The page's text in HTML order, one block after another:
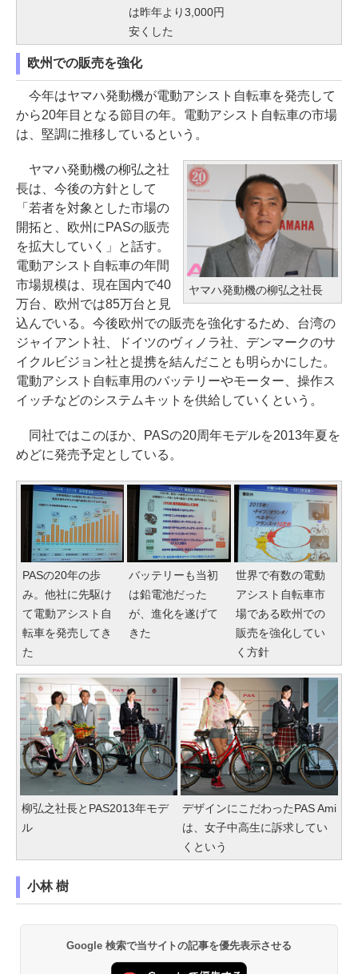
は昨年より3,000円
安くした
欧州での販売を強化
今年はヤマハ発動機が電動アシスト自転車を発売して
から20年目となる節目の年。電動アシスト自転車の市場
は、堅調に推移しているという。
ヤマハ発動機の柳弘之社長
ヤマハ発動機の柳弘之社
長は、今後の方針として
「若者を対象とした市場の
開拓と、欧州にPASの販売
を拡大していく」と話す。
電動アシスト自転車の年間
市場規模は、現在国内で40
万台、欧州では85万台と見
込んでいる。今後欧州での販売を強化するため、台湾の
ジャイアント社、ドイツのヴィノラ社、デンマークのサ
イクルビジョン社と提携を結んだことも明らかにした。
電動アシスト自転車用のバッテリーやモーター、操作ス
イッチなどのシステムキットを供給していくという。
同社ではこのほか、PASの20周年モデルを2013年夏を
めどに発売予定としている。
PASの20年の歩
み。他社に先駆け
て電動アシスト自
転車を発売してき
た
バッテリーも当初
は鉛電池だった
が、進化を遂げて
きた
世界で有数の電動
アシスト自転車市
場である欧州での
販売を強化してい
く方針
柳弘之社長とPAS2013年モデ
ル
デザインにこだわったPAS Ami
は、女子中高生に訴求してい
くという
小林 樹
Google 検索で当サイトの記事を優先表示させる